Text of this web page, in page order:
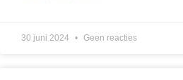
30 juni 2024 Geen reacties